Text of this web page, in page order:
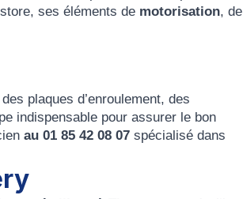
ses éléments de motorisation, de
plaques d’enroulement, des
indispensable pour assurer le bon
au 01 85 42 08 07 spécialisé dans